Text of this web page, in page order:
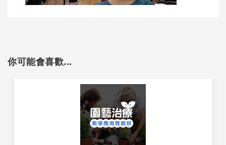
你可能會喜歡...